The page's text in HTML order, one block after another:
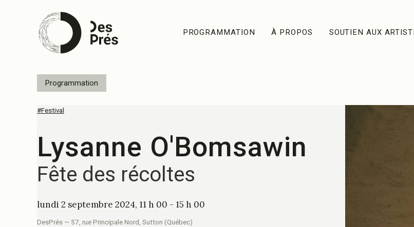
PROGRAMMATION À PROPOS SOUTIEN AUX
Programmation
#Festival
Lysanne O'Bomsawin
Fête des récoltes
lundi 2 septembre 2024, 11 h 00 - 15 h 00
DesPrés — 57, rue Principale Nord, Sutton (Québec)